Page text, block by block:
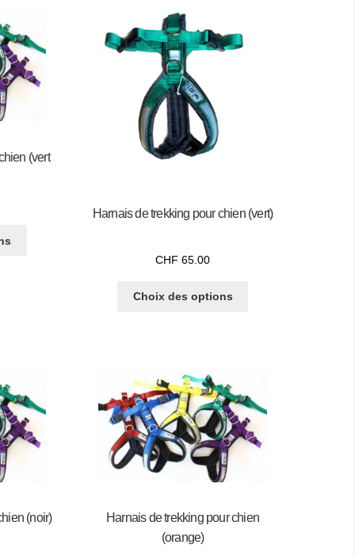
(vert
Harnais de trekking pour chien (vert)
CHF 65.00
Choix des options
(noir)
Harnais de trekking pour chien
(orange)